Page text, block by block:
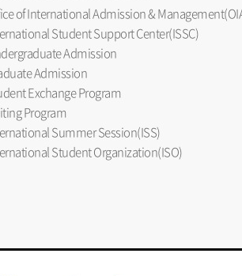
of International Admission &
Student Support Center(ISSC)
Admission
Admission
Exchange Program
Program
Summer Session(ISS)
Student Organization(ISO)